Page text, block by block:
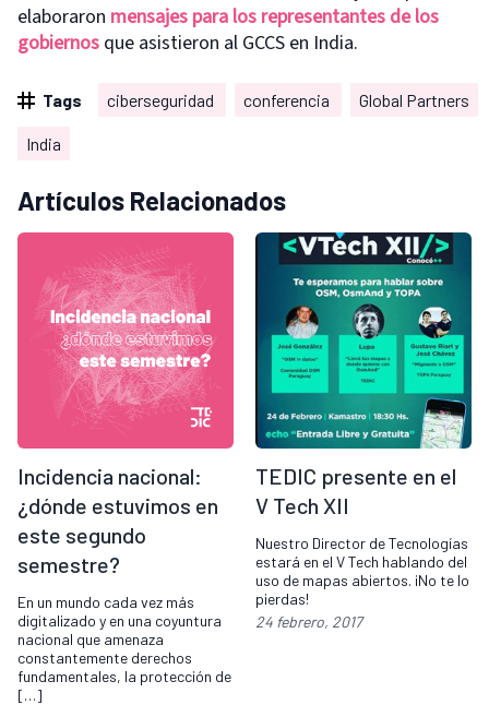
elaboraron mensajes para los representantes de los
gobiernos que asistieron al GCCS en India.
Tags ciberseguridad conferencia Global Partners
India
Artículos Relacionados
Incidencia nacional:
¿dónde estuvimos en
este segundo
semestre?
En un mundo cada vez más
digitalizado y en una coyuntura
nacional que amenaza
constantemente derechos
fundamentales, la protección de
[…]
TEDIC presente en el
V Tech XII
Nuestro Director de Tecnologías
estará en el V Tech hablando del
uso de mapas abiertos. ¡No te lo
pierdas!
24 febrero, 2017